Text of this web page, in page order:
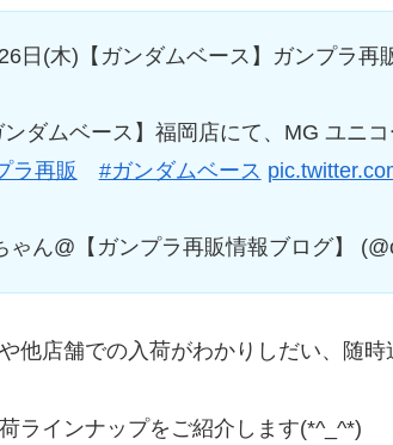
日(木)【ガンダムベース】ガンプラ
ダムベース】福岡店にて、MG ユニ
ラ再販 #ガンダムベース
ん@【ガンプラ再販情報ブログ】
他店舗での入荷がわかりしだい、随時
ラインナップをご紹介します(*^_^*)